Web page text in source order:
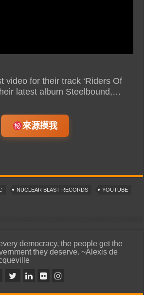
video for their track ‘Riders Of
latest album Steelbound,…
來源摸我
NUCLEAR BLAST RECORDS YOUTUBE
democracy, the people get the
they deserve. ~Alexis de